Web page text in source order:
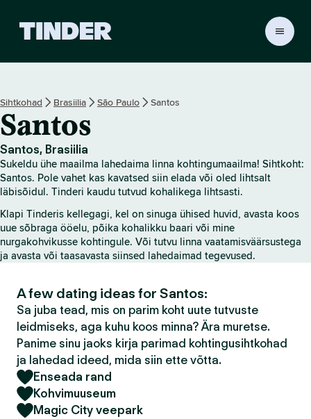
r
a
l
e
t
Sihtkohad Brasiilia São Paulo Santos
Santos
Santos, Brasiilia
Sukeldu ühe maailma lahedaima linna kohtingumaailma! Sihtkoht:
Santos. Pole vahet kas kavatsed siin elada või oled lihtsalt
läbisõidul. Tinderi kaudu tutvud kohalikega lihtsasti.
Klapi Tinderis kellegagi, kel on sinuga ühised huvid, avasta koos
uue sõbraga ööelu, põika kohalikku baari või mine
nurgakohvikusse kohtingule. Või tutvu linna vaatamisväärsustega
ja avasta või taasavasta siinsed lahedaimad tegevused.
A few dating ideas for Santos:
Sa juba tead, mis on parim koht uute tutvuste
leidmiseks, aga kuhu koos minna? Ära muretse.
Panime sinu jaoks kirja parimad kohtingusihtkohad
ja lahedad ideed, mida siin ette võtta.
Enseada rand
Kohvimuuseum
Magic City veepark